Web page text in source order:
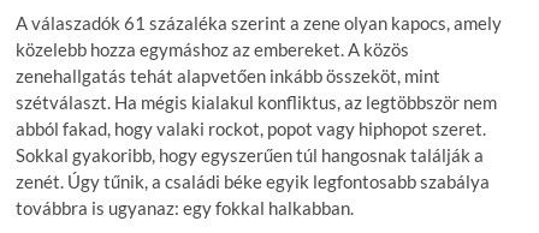
A válaszadók 61 százaléka szerint a zene olyan kapocs, amely
közelebb hozza egymáshoz az embereket. A közös
zenehallgatás tehát alapvetően inkább összeköt, mint
szétválaszt. Ha mégis kialakul konfliktus, az legtöbbször nem
abból fakad, hogy valaki rockot, popot vagy hiphopot szeret.
Sokkal gyakoribb, hogy egyszerűen túl hangosnak találják a
zenét. Úgy tűnik, a családi béke egyik legfontosabb szabálya
továbbra is ugyanaz: egy fokkal halkabban.